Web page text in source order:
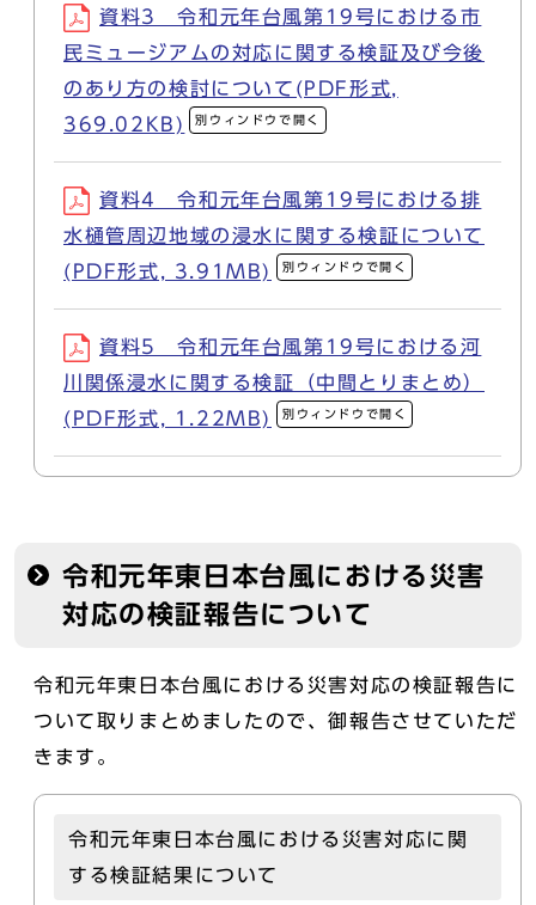
資料3 令和元年台風第19号における市
民ミュージアムの対応に関する検証及び今後
のあり方の検討について(PDF形式,
369.02KB)
別ウィンドウで開く
資料4 令和元年台風第19号における排
水樋管周辺地域の浸水に関する検証について
(PDF形式, 3.91MB)
別ウィンドウで開く
資料5 令和元年台風第19号における河
川関係浸水に関する検証（中間とりまとめ）
(PDF形式, 1.22MB)
別ウィンドウで開く
令和元年東日本台風における災害
対応の検証報告について
令和元年東日本台風における災害対応の検証報告に
ついて取りまとめましたので、御報告させていただ
きます。
令和元年東日本台風における災害対応に関
する検証結果について